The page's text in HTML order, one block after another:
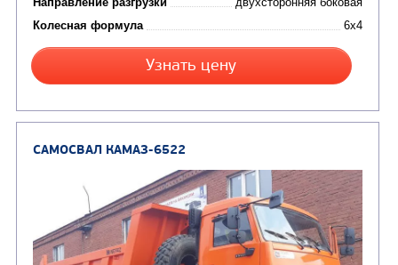
САМОСВАЛ КАМАЗ-45143